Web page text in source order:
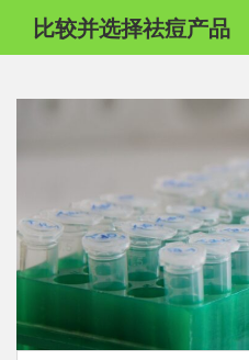
内
比较并选择祛痘产品